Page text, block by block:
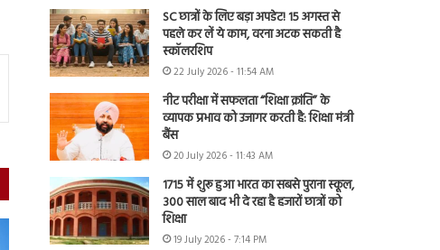
SC छात्रों के लिए बड़ा अपडेट! 15 अगस्त से
पहले कर लें ये काम, वरना अटक सकती है
स्कॉलरशिप
22 July 2026 - 11:54 AM
नीट परीक्षा में सफलता “शिक्षा क्रांति” के
व्यापक प्रभाव को उजागर करती है: शिक्षा मंत्री
बैंस
20 July 2026 - 11:43 AM
1715 में शुरू हुआ भारत का सबसे पुराना स्कूल,
300 साल बाद भी दे रहा है हजारों छात्रों को
शिक्षा
19 July 2026 - 7:14 PM